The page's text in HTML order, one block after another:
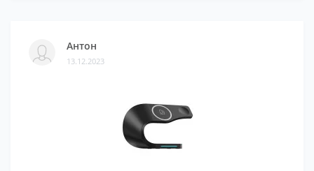
Антон
13.12.2023